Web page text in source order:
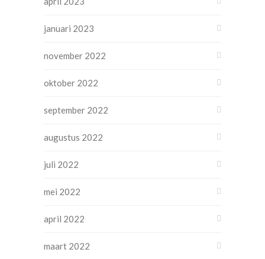
januari 2023
november 2022
oktober 2022
september 2022
augustus 2022
juli 2022
mei 2022
april 2022
maart 2022